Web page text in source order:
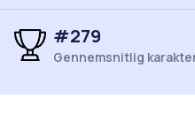
#279
Gennemsnitlig